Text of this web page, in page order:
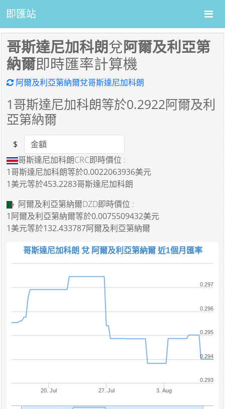
即匯站
哥斯達尼加科朗兌阿爾及利亞第
納爾即時匯率計算機
阿爾及利亞第納爾兌哥斯達尼加科朗
1哥斯達尼加科朗等於0.2922阿爾及利
亞第納爾
Amount
$
哥斯達尼加科朗CRC即時價位 :
1哥斯達尼加科朗等於0.0022063936美元
1美元等於453.2283哥斯達尼加科朗
阿爾及利亞第納爾DZD即時價位 :
1阿爾及利亞第納爾等於0.0075509432美元
1美元等於132.433787阿爾及利亞第納爾
哥斯達尼加科朗 兌 阿爾及利亞第納爾 近1個月匯率
20. Jul 27. Jul 3. Aug
0.293
0.294
0.295
0.296
0.297